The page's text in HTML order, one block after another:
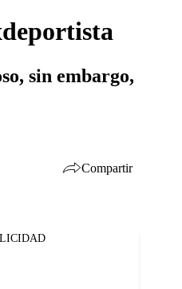
sin embargo,
Compartir